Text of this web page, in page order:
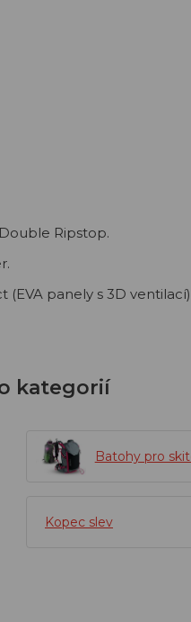
Ripstop.
(EVA panely s 3D
kategorií
Batohy pro
Kopec slev